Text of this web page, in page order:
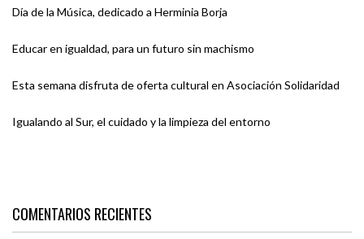
Día de la Música, dedicado a Herminia Borja
Educar en igualdad, para un futuro sin machismo
Esta semana disfruta de oferta cultural en Asociación Solidaridad
Igualando al Sur, el cuidado y la limpieza del entorno
COMENTARIOS RECIENTES